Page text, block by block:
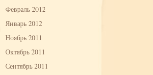
Февраль 2012
Январь 2012
Ноябрь 2011
Октябрь 2011
Сентябрь 2011